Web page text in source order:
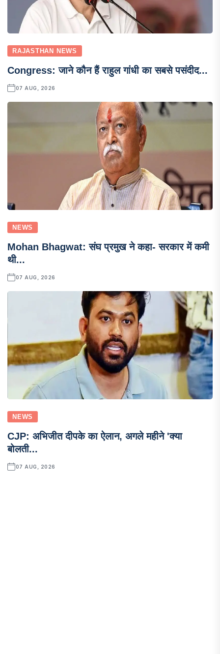
RAJASTHAN NEWS
Congress: जाने कौन हैं राहुल गांधी का सबसे पसंदीद...
07 AUG, 2026
NEWS
Mohan Bhagwat: संघ प्रमुख ने कहा- सरकार में कमी
थी...
07 AUG, 2026
NEWS
CJP: अभिजीत दीपके का ऐलान, अगले महीने 'क्या
बोलती...
07 AUG, 2026